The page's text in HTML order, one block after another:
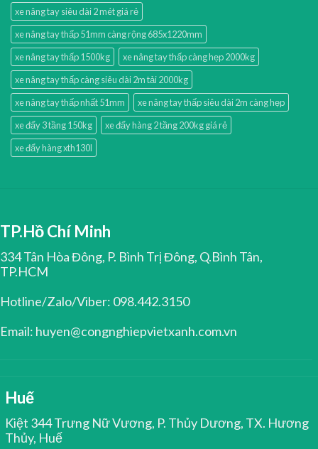
xe nâng tay siêu dài 2 mét giá rẻ
xe nâng tay thấp 51mm càng rộng 685x1220mm
xe nâng tay thấp 1500kg
xe nâng tay thấp càng hẹp 2000kg
xe nâng tay thấp càng siêu dài 2m tải 2000kg
xe nâng tay thấp nhất 51mm
xe nâng tay thấp siêu dài 2m càng hẹp
xe đẩy 3 tầng 150kg
xe đẩy hàng 2 tầng 200kg giá rẻ
xe đẩy hàng xth130l
TP.Hồ Chí Minh
334 Tân Hòa Đông, P. Bình Trị Đông, Q.Bình Tân,
TP.HCM
Hotline/Zalo/Viber: 098.442.3150
Email: huyen@congnghiepvietxanh.com.vn
Huế
Kiệt 344 Trưng Nữ Vương, P. Thủy Dương, TX. Hương
Thủy, Huế